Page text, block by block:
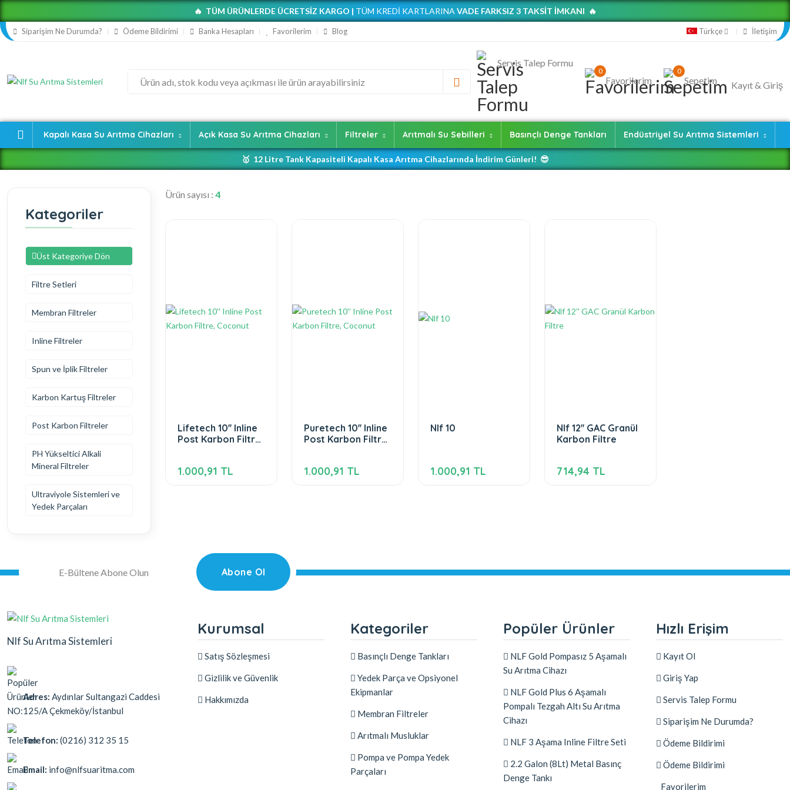
🔥 TÜM ÜRÜNLERDE ÜCRETSİZ KARGO | TÜM KREDİ KARTLARINA VADE FARKSIZ 3 TAKSİT İMKANI 🔥
Siparişim Ne Durumda? Ödeme Bildirimi Banka Hesapları Favorilerim Blog Türkçe İletişim
Servis Talep Formu
0
Favorilerim
0
Sepetim Kayıt & Giriş
Kapalı Kasa Su Arıtma Cihazları Açık Kasa Su Arıtma Cihazları Filtreler Arıtmalı Su Sebilleri Basınçlı Denge Tankları Endüstriyel Su Arıtma Sistemleri
🥇 12 Litre Tank Kapasiteli Kapalı Kasa Arıtma Cihazlarında İndirim Günleri! 😎
🥇 Damacana derdine son! Sağlıklı ve Ekonomik su arıtma cihazlarını inceledinizmi? 😎
Kategoriler
Üst Kategoriye Dön
Filtre Setleri
Membran Filtreler
Inline Filtreler
Spun ve İplik Filtreler
Karbon Kartuş Filtreler
Post Karbon Filtreler
PH Yükseltici Alkali
Mineral Filtreler
Ultraviyole Sistemleri ve
Yedek Parçaları
Ürün sayısı : 4
Lifetech 10'' Inline
Post Karbon Filtre,
1.000,91 TL
Puretech 10'' Inline
Post Karbon Filtre,
1.000,91 TL
Nlf 10
1.000,91 TL
Nlf 12'' GAC Granül
Karbon Filtre
714,94 TL
Abone Ol
Nlf Su Arıtma Sistemleri
Adres: Aydınlar Sultangazi Caddesi
NO:125/A Çekmeköy/İstanbul
Telefon: (0216) 312 35 15
Email: info@nlfsuaritma.com
Kurumsal
Satış Sözleşmesi
Gizlilik ve Güvenlik
Hakkımızda
Kategoriler
Basınçlı Denge Tankları
Yedek Parça ve Opsiyonel
Ekipmanlar
Membran Filtreler
Arıtmalı Musluklar
Pompa ve Pompa Yedek
Parçaları
Popüler Ürünler
NLF Gold Pompasız 5 Aşamalı
Su Arıtma Cihazı
NLF Gold Plus 6 Aşamalı
Pompalı Tezgah Altı Su Arıtma
Cihazı
NLF 3 Aşama Inline Filtre Seti
2.2 Galon (8Lt) Metal Basınç
Denge Tankı
Hızlı Erişim
Kayıt Ol
Giriş Yap
Servis Talep Formu
Siparişim Ne Durumda?
Ödeme Bildirimi
Ödeme Bildirimi
Favorilerim